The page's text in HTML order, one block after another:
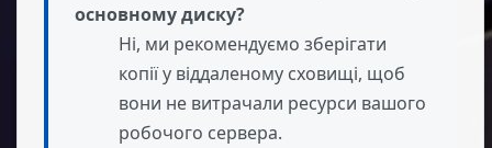
основному диску?
Ні, ми рекомендуємо зберігати
копії у віддаленому сховищі, щоб
вони не витрачали ресурси вашого
робочого сервера.